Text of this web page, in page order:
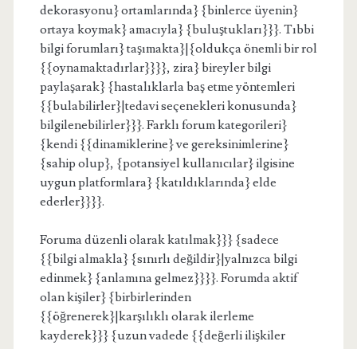
dekorasyonu} ortamlarında} {binlerce üyenin}
ortaya koymak} amacıyla} {buluştukları}}}. Tıbbi
bilgi forumları} taşımakta}|{oldukça önemli bir rol
{{oynamaktadırlar}}}}, zira} bireyler bilgi
paylaşarak} {hastalıklarla baş etme yöntemleri
{{bulabilirler}|tedavi seçenekleri konusunda}
bilgilenebilirler}}}. Farklı forum kategorileri}
{kendi {{dinamiklerine} ve gereksinimlerine}
{sahip olup}, {potansiyel kullanıcılar} ilgisine
uygun platformlara} {katıldıklarında} elde
ederler}}}}.
Foruma düzenli olarak katılmak}}} {sadece
{{bilgi almakla} {sınırlı değildir}|yalnızca bilgi
edinmek} {anlamına gelmez}}}}. Forumda aktif
olan kişiler} {birbirlerinden
{{öğrenerek}|karşılıklı olarak ilerleme
kayderek}}} {uzun vadede {{değerli ilişkiler